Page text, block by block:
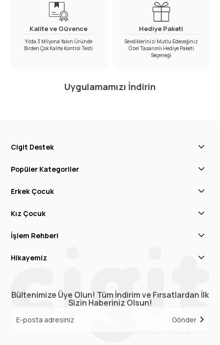
Kalite ve Güvence
Yılda 3 Milyona Yakın Üründe
Birden Çok Kalite Kontrol Testi
Hediye Paketi
Sevdiklerinizi Mutlu Edeceğiniz
Özel Tasarımlı Hediye Paketi
Seçeneği
Uygulamamızı İndirin
Cigit Destek
Popüler Kategoriler
Erkek Çocuk
Kız Çocuk
İşlem Rehberi
Hikayemiz
Bültenimize Üye Olun! Tüm İndirim ve Fırsatlardan İlk
Sizin Haberiniz Olsun!
Gönder